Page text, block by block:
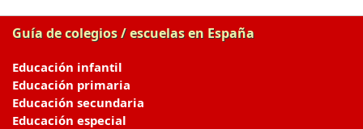
Guía de colegios / escuelas en España
Educación infantil
Educación primaria
Educación secundaria
Educación especial